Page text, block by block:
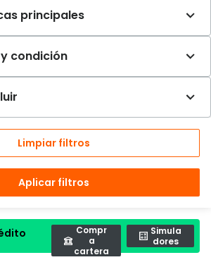
Limpiar filtros
Aplicar filtros
Compr
a
cartera
Simula
dores